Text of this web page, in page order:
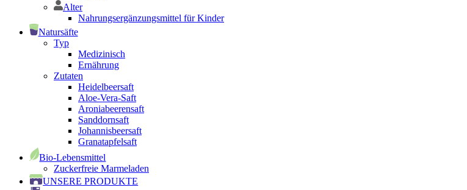
Alter
Nahrungsergänzungsmittel für Kinder
Natursäfte
Typ
Medizinisch
Ernährung
Zutaten
Heidelbeersaft
Aloe-Vera-Saft
Aroniabeerensaft
Sanddornsaft
Johannisbeersaft
Granatapfelsaft
Bio-Lebensmittel
Zuckerfreie Marmeladen
UNSERE PRODUKTE